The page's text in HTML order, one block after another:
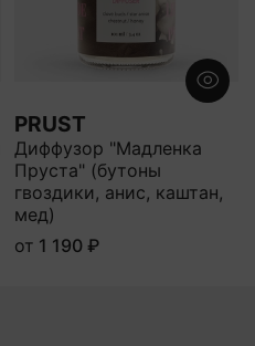
PRUST
Диффузор "Мадленка
Пруста" (бутоны
гвоздики, анис, каштан,
мед)
от 1 190 ₽